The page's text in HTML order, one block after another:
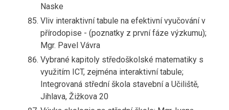
Naske
Vliv interaktivní tabule na efektivní vyučování v
přírodopise - (poznatky z první fáze výzkumu);
Mgr. Pavel Vávra
Vybrané kapitoly středoškolské matematiky s
využitím ICT, zejména interaktivní tabule;
Integrovaná střední škola stavební a Učiliště,
Jihlava, Žižkova 20